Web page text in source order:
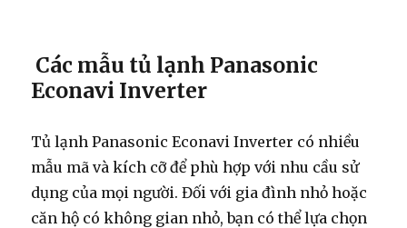
Các mẫu tủ lạnh Panasonic
Econavi Inverter
Tủ lạnh Panasonic Econavi Inverter có nhiều
mẫu mã và kích cỡ để phù hợp với nhu cầu sử
dụng của mọi người. Đối với gia đình nhỏ hoặc
căn hộ có không gian nhỏ, bạn có thể lựa chọn